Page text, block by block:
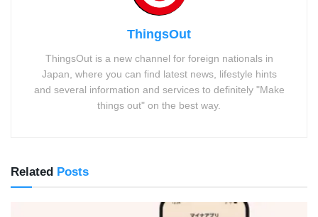
ThingsOut
ThingsOut is a new channel for foreign nationals in
Japan, where you can find latest news, lifestyle hints
and several information and services to definitely "Make
things out" on the best way.
Related Posts